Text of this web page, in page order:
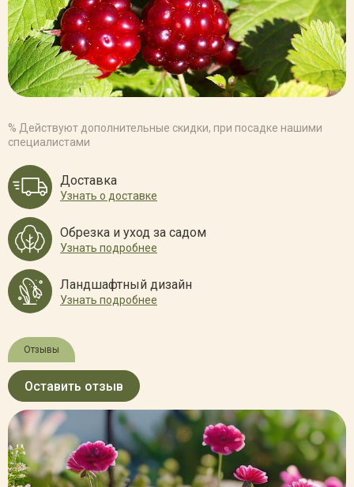
% Действуют дополнительные скидки, при посадке нашими
специалистами
Доставка
Узнать о доставке
Обрезка и уход за садом
Узнать подробнее
Ландшафтный дизайн
Узнать подробнее
Отзывы
Оставить отзыв